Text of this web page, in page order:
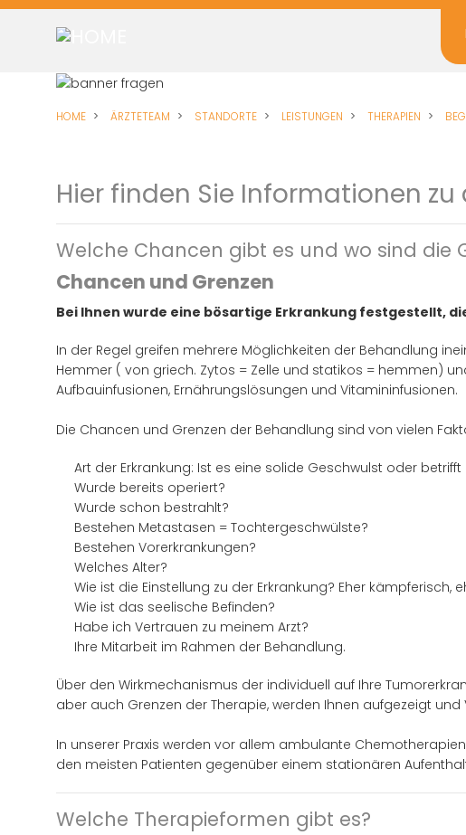
Direkt
HOME ÄRZTETEAM STANDORTE LEISTUNGEN THERAPIEN
Hier finden Sie Informationen
Welche Chancen gibt es und wo sind die
Chancen und Grenzen
Bei Ihnen wurde eine bösartige Erkrankung festgestellt,
In der Regel greifen mehrere Möglichkeiten der Behandlung
Hemmer ( von griech. Zytos = Zelle und statikos = hemmen)
Aufbauinfusionen, Ernährungslösungen und Vitamininfusionen.
Die Chancen und Grenzen der Behandlung sind von vielen
Art der Erkrankung: Ist es eine solide Geschwulst oder
Wurde bereits operiert?
Wurde schon bestrahlt?
Bestehen Metastasen = Tochtergeschwülste?
Bestehen Vorerkrankungen?
Welches Alter?
Wie ist die Einstellung zu der Erkrankung? Eher kämpferisch,
Wie ist das seelische Befinden?
Habe ich Vertrauen zu meinem Arzt?
Ihre Mitarbeit im Rahmen der Behandlung.
Über den Wirkmechanismus der individuell auf Ihre
aber auch Grenzen der Therapie, werden Ihnen aufgezeigt und
In unserer Praxis werden vor allem ambulante
den meisten Patienten gegenüber einem stationären
Welche Therapieformen gibt es?